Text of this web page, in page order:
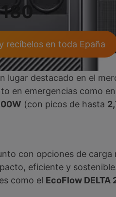
recíbelos en toda Epaña
lugar destacado en el
en emergencias como
(con picos de hasta
con opciones de
eficiente y
como el EcoFlow DELTA